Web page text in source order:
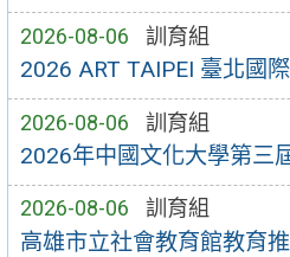
2026-08-06 訓育組
2026 ART TAIPEI 臺北國
2026-08-06 訓育組
2026年中國文化大學第三
2026-08-06 訓育組
高雄市立社會教育館教育